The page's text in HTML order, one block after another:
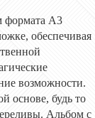
формата А3
обеспечивая
возможности.
основе, будь то
Альбом с